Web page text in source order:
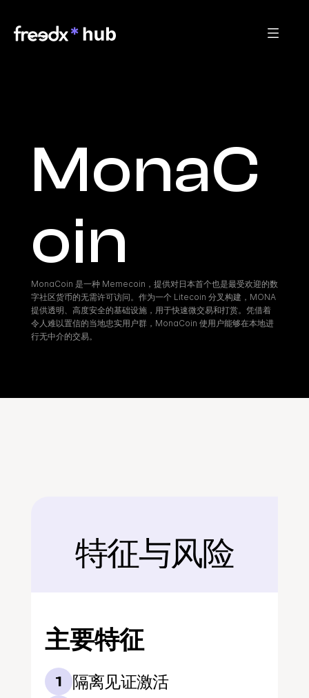
MonaC
oin
MonaCoin 是一种 Memecoin，提供对日本首个也是最受欢迎的数
字社区货币的无需许可访问。作为一个 Litecoin 分叉构建，MONA
提供透明、高度安全的基础设施，用于快速微交易和打赏。凭借着
令人难以置信的当地忠实用户群，MonaCoin 使用户能够在本地进
行无中介的交易。
后面
特征与风险
主要特征
1 隔离见证激活